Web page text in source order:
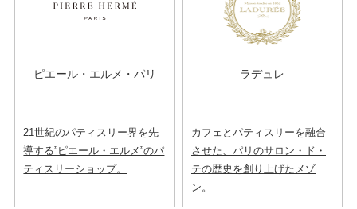
ピエール・エルメ・パリ
21世紀のパティスリー界を先
導する”ピエール・エルメ”のパ
ティスリーショップ。
ラデュレ
カフェとパティスリーを融合
させた、パリのサロン・ド・
テの歴史を創り上げたメゾ
ン。